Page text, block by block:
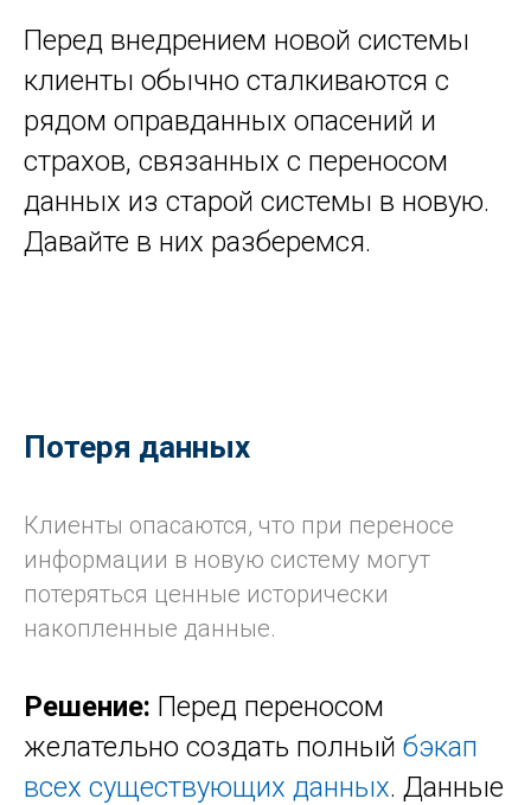
Перед внедрением новой системы
клиенты обычно сталкиваются с
рядом оправданных опасений и
страхов, связанных с переносом
данных из старой системы в новую.
Давайте в них разберемся.
Потеря данных
Клиенты опасаются, что при переносе
информации в новую систему могут
потеряться ценные исторически
накопленные данные.
Решение: Перед переносом
желательно создать полный бэкап
всех существующих данных. Данные